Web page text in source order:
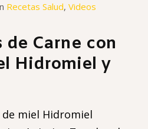
Recetas Salud,Videos
de Carne con
Hidromiel y
miel Hidromiel